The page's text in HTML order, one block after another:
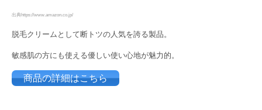
出典https://www.amazon.co.jp/
脱毛クリームとして断トツの人気を誇る製品。
敏感肌の方にも使える優しい使い心地が魅力的。
商品の詳細はこちら